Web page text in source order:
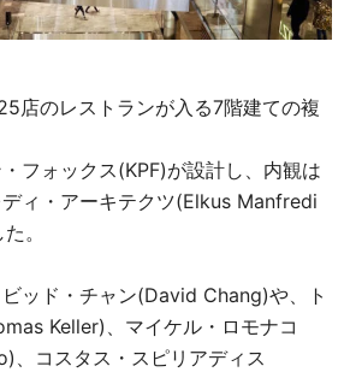
25店のレストランが入る7階建ての複
フォックス(KPF)が設計し、内観は
ィ・アーキテクツ(Elkus Manfredi
。
ッド・チャン(David Chang)や、ト
Keller)、マイケル・ロモナコ
、コスタス・スピリアディス